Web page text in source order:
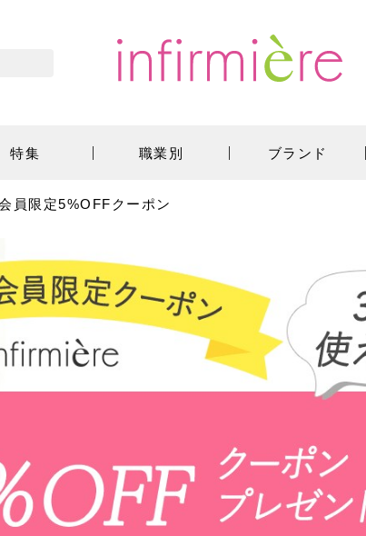
特集 職業別 ブランド
員限定5%OFFクーポン